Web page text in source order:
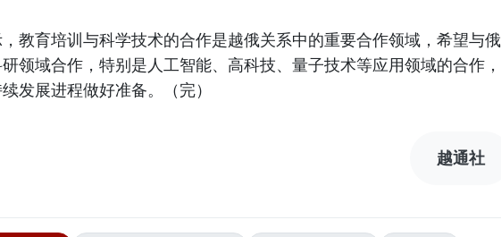
教育培训与科学技术的合作是越俄关系中的重要合作领域，希望与俄
领域合作，特别是人工智能、高科技、量子技术等应用领域的合作，
发展进程做好准备。（完）
越通社